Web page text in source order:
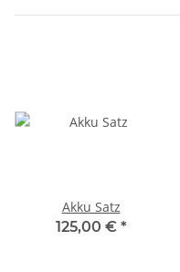
Akku Satz
125,00 € *